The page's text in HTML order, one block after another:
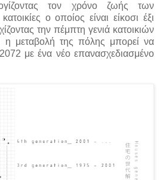
τον χρόνο ζωής των
ο οποίος είναι είκοσι έξι
την πέμπτη γενιά κατοικιών
μεταβολή της πόλης μπορεί να
με ένα νέο επανασχεδιασμένο